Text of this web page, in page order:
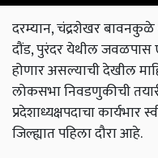
दरम्यान, चंद्रशेखर बावनकुळे
दौंड, पुरंदर येथील जवळपास
होणार असल्याची देखील
लोकसभा निवडणुकीची
प्रदेशाध्यक्षपदाचा
जिल्ह्यात पहिला दौरा आहे.